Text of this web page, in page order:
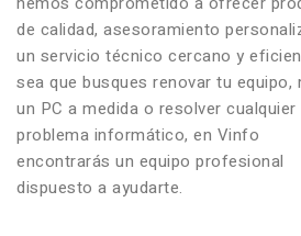
de calidad, asesoramiento
un servicio técnico cercano y
sea que busques renovar tu equipo,
un PC a medida o resolver cualquier
problema informático, en Vinfo
encontrarás un equipo profesional
dispuesto a ayudarte.